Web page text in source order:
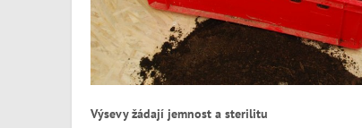
Výsevy žádají jemnost a sterilitu